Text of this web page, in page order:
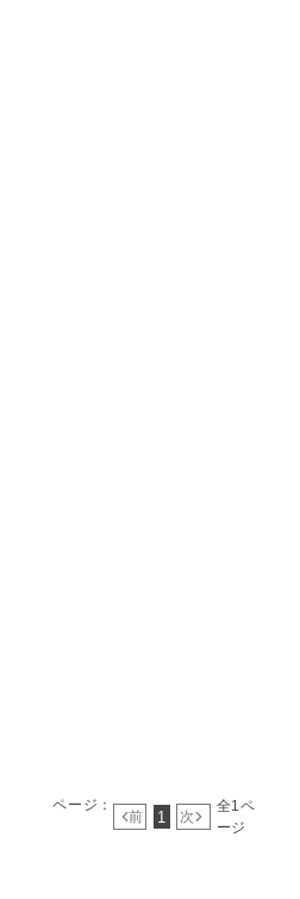
ページ：
前 1 次
全1ペ
ージ